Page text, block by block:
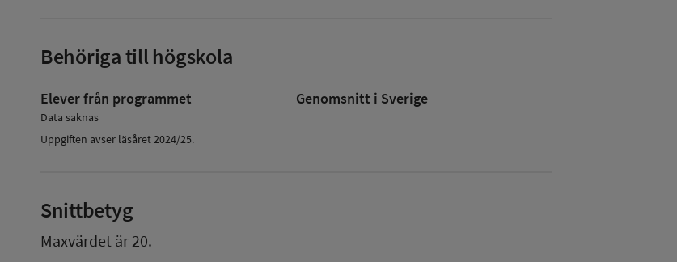
Behöriga till högskola
Elever från programmet
Data saknas
Genomsnitt i Sverige
Uppgiften avser läsåret 2024/25.
Snittbetyg
Maxvärdet är 20.